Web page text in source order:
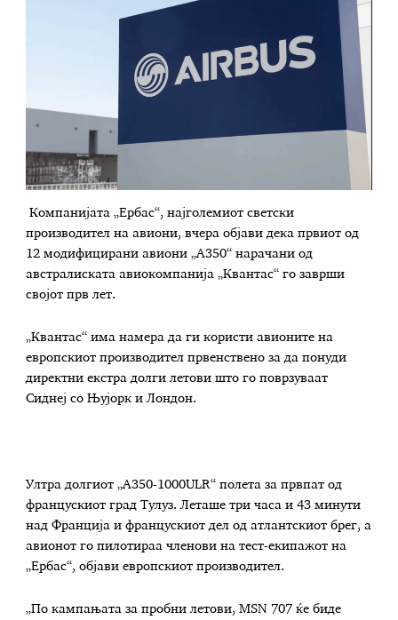
Компанијата „Ербас“, најголемиот светски
производител на авиони, вчера објави дека првиот од
12 модифицирани авиони „А350“ нарачани од
австралиската авиокомпанија „Квантас“ го заврши
својот прв лет.
„Квантас“ има намера да ги користи авионите на
европскиот производител првенствено за да понуди
директни екстра долги летови што го поврзуваат
Сиднеј со Њујорк и Лондон.
Ултра долгиот „А350-1000ULR“ полета за првпат од
францускиот град Тулуз. Леташе три часа и 43 минути
над Франција и францускиот дел од атлантскиот брег, а
авионот го пилотираа членови на тест-екипажот на
„Ербас“, објави европскиот производител.
„По кампањата за пробни летови, MSN 707 ќе биде